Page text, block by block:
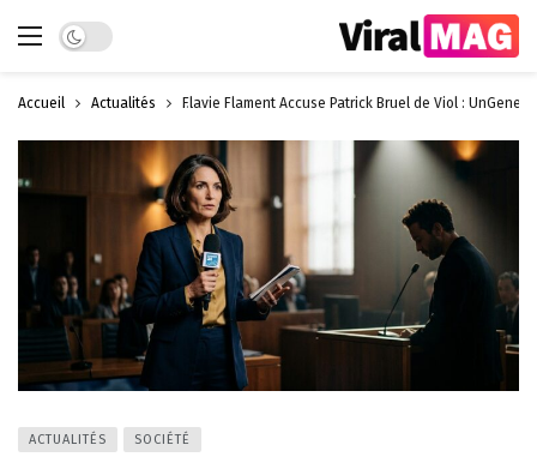
Dark mode
Accueil Actualités Flavie Flament Accuse Patrick Bruel de Viol :
ACTUALITÉS SOCIÉTÉ